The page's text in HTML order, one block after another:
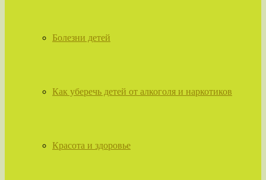
Болезни детей
Как уберечь детей от алкоголя и наркотиков
Красота и здоровье